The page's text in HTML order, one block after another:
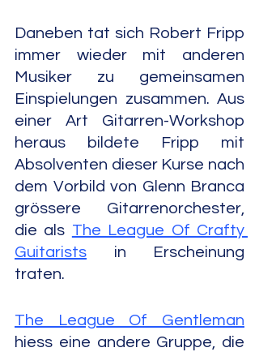
Daneben tat sich Robert Fripp
immer wieder mit anderen
Musiker zu gemeinsamen
Einspielungen zusammen. Aus
einer Art Gitarren-Workshop
heraus bildete Fripp mit
Absolventen dieser Kurse nach
dem Vorbild von Glenn Branca
grössere Gitarrenorchester,
die als The League Of Crafty
Guitarists in Erscheinung
traten.
The League Of Gentleman
hiess eine andere Gruppe, die